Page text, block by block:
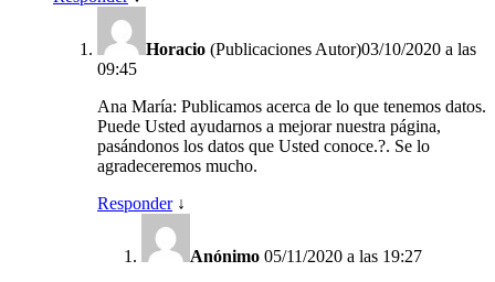
Horacio (Publicaciones Autor)03/10/2020 a las
09:45
Ana María: Publicamos acerca de lo que tenemos datos.
Puede Usted ayudarnos a mejorar nuestra página,
pasándonos los datos que Usted conoce.?. Se lo
agradeceremos mucho.
Responder ↓
Anónimo 05/11/2020 a las 19:27